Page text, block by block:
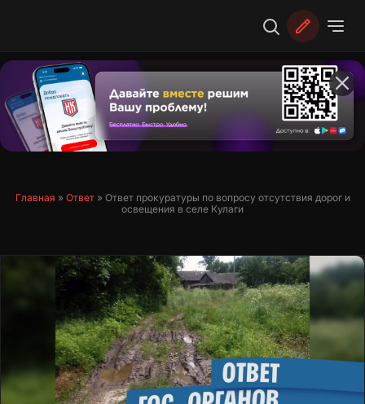
Главная » Ответ» Ответ прокуратуры по вопросу отсутствия дорог и
освещения в селе Кулаги